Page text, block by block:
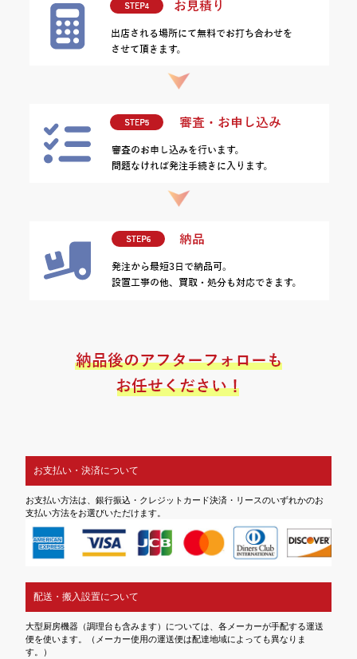
お支払い・決済について
お支払い方法は、銀行振込・クレジットカード決済・リースのいずれかのお
支払い方法をお選びいただけます。
配送・搬入設置について
大型厨房機器（調理台も含みます）については、各メーカーが手配する運送
便を使います。（メーカー使用の運送便は配達地域によっても異なりま
す。）